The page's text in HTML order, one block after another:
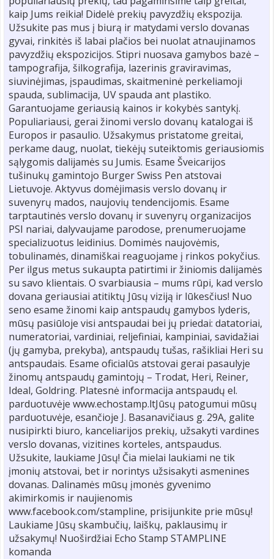
kaip Jums reikia! Didelė prekių pavyzdžių ekspozija.
Užsukite pas mus į biurą ir matydami verslo dovanas
gyvai, rinkitės iš labai plačios bei nuolat atnaujinamos
pavyzdžių ekspozicijos. Stipri nuosava gamybos bazė –
tampografija, šilkografija, lazerinis graviravimas,
siuvinėjimas, įspaudimas, skaitmeninė perkeliamoji
spauda, sublimacija, UV spauda ant plastiko.
Garantuojame geriausią kainos ir kokybės santykį.
Populiariausi, gerai žinomi verslo dovanų katalogai iš
Europos ir pasaulio. Užsakymus pristatome greitai,
perkame daug, nuolat, tiekėjų suteiktomis geriausiomis
sąlygomis dalijamės su Jumis. Esame Šveicarijos
tušinukų gamintojo Burger Swiss Pen atstovai
Lietuvoje. Aktyvus domėjimasis verslo dovanų ir
suvenyrų mados, naujovių tendencijomis. Esame
tarptautinės verslo dovanų ir suvenyrų organizacijos
PSI nariai, dalyvaujame parodose, prenumeruojame
specializuotus leidinius. Domimės naujovėmis,
tobulinamės, dinamiškai reaguojame į rinkos pokyčius.
Per ilgus metus sukaupta patirtimi ir žiniomis dalijamės
su savo klientais. O svarbiausia – mums rūpi, kad verslo
dovana geriausiai atitiktų Jūsų viziją ir lūkesčius! Nuo
seno esame žinomi kaip antspaudų gamybos lyderis,
mūsų pasiūloje visi antspaudai bei jų priedai: datatoriai,
numeratoriai, vardiniai, reljefiniai, kampiniai, savidažiai
(jų gamyba, prekyba), antspaudų tušas, rašikliai Heri su
antspaudais. Esame oficialūs atstovai gerai pasaulyje
žinomų antspaudų gamintojų – Trodat, Heri, Reiner,
Ideal, Goldring. Platesnė informacija antspaudų el.
parduotuvėje www.echostamp.ltJūsų patogumui mūsų
parduotuvėje, esančioje J. Basanavičiaus g. 29A, galite
nusipirkti biuro, kanceliarijos prekių, užsakyti vardines
verslo dovanas, vizitines korteles, antspaudus.
Užsukite, laukiame Jūsų! Čia mielai laukiami ne tik
įmonių atstovai, bet ir norintys užsisakyti asmenines
dovanas. Dalinamės mūsų įmonės gyvenimo
akimirkomis ir naujienomis
www.facebook.com/stampline, prisijunkite prie mūsų!
Laukiame Jūsų skambučių, laiškų, paklausimų ir
užsakymų! Nuoširdžiai Echo Stamp STAMPLINE
komanda